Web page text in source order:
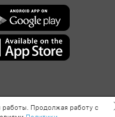
российского ПО
работы. Продолжая работу с